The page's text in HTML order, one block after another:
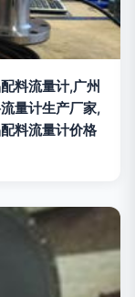
料流量计,广州
量计生产厂家,
料流量计价格